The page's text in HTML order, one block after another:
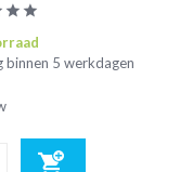
binnen 5 werkdagen